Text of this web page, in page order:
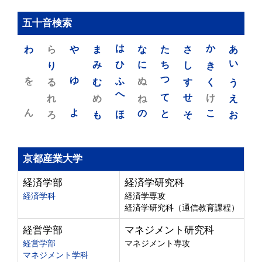
五十音検索
あ
い
う
え
お
か
き
く
け
こ
さ
し
す
せ
そ
た
ち
つ
て
と
な
に
ぬ
ね
の
は
ひ
ふ
へ
ほ
ま
み
む
め
も
や
ゆ
よ
ら
り
る
れ
ろ
わ
を
ん
京都産業大学
経済学部
経済学科
経済学研究科
経済学専攻
経済学研究科（通信教育課程）
経営学部
経営学部
マネジメント学科
マネジメント研究科
マネジメント専攻